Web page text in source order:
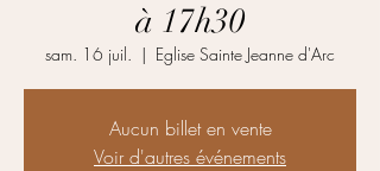
à 17h30
sam. 16 juil.
  |
Eglise Sainte Jeanne d'Arc
Aucun billet en vente
Voir d'autres événements